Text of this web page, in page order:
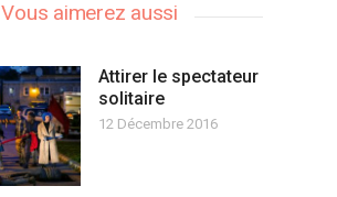
Vous aimerez aussi
Attirer le spectateur
solitaire
12 Décembre 2016